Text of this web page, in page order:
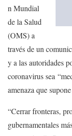
n Mundial
de la Salud
(OMS) a
través de un
y a las autoridades
coronavirus sea
amenaza que
“Cerrar fronteras,
gubernamentales